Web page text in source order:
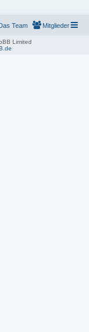
Mitglieder
Das Team
Limited